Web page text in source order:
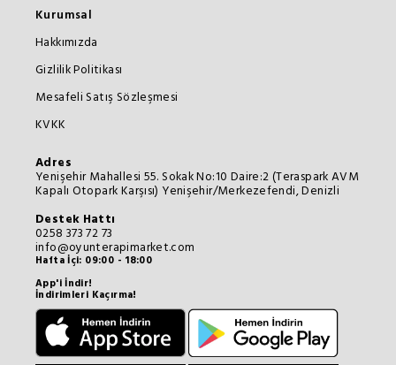
Kurumsal
Hakkımızda
Gizlilik Politikası
Mesafeli Satış Sözleşmesi
KVKK
Adres
Yenişehir Mahallesi 55. Sokak No:10 Daire:2 (Teraspark AVM
Kapalı Otopark Karşısı) Yenişehir/Merkezefendi, Denizli
Destek Hattı
0258 373 72 73
info@oyunterapimarket.com
Hafta İçi: 09:00 - 18:00
App'i İndir!
İndirimleri Kaçırma!